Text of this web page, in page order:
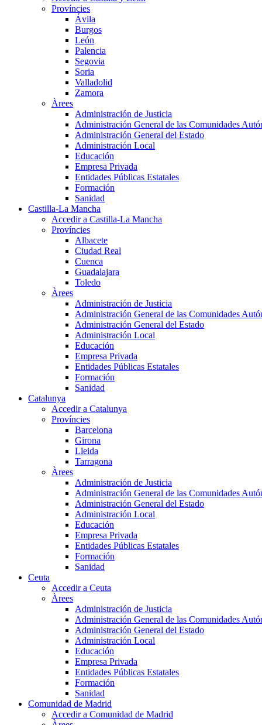
Províncies
Ávila
Burgos
León
Palencia
Segovia
Soria
Valladolid
Zamora
Àrees
Administración de Justicia
Administración General de las Comunidades
Administración General del Estado
Administración Local
Educación
Empresa Privada
Entidades Públicas Estatales
Formación
Sanidad
Castilla-La Mancha
Accedir a Castilla-La Mancha
Províncies
Albacete
Ciudad Real
Cuenca
Guadalajara
Toledo
Àrees
Administración de Justicia
Administración General de las Comunidades
Administración General del Estado
Administración Local
Educación
Empresa Privada
Entidades Públicas Estatales
Formación
Sanidad
Catalunya
Accedir a Catalunya
Províncies
Barcelona
Girona
Lleida
Tarragona
Àrees
Administración de Justicia
Administración General de las Comunidades
Administración General del Estado
Administración Local
Educación
Empresa Privada
Entidades Públicas Estatales
Formación
Sanidad
Ceuta
Accedir a Ceuta
Àrees
Administración de Justicia
Administración General de las Comunidades
Administración General del Estado
Administración Local
Educación
Empresa Privada
Entidades Públicas Estatales
Formación
Sanidad
Comunidad de Madrid
Accedir a Comunidad de Madrid